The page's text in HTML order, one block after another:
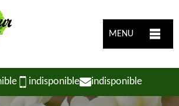
MENU
indisponible indisponible